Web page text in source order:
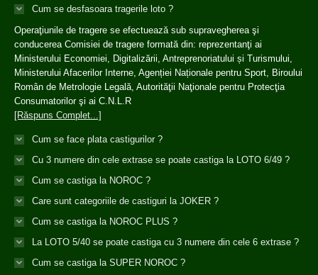
Cum se desfasoara tragerile loto ?
Operaţiunile de tragere se efectuează sub supravegherea şi
conducerea Comisiei de tragere formată din: reprezentanţi ai
Ministerului Economiei, Digitalizării, Antreprenoriatului și Turismului,
Ministerului Afacerilor Interne, Agenției Naționale pentru Sport, Biroului
Român de Metrologie Legală, Autorităţii Naţionale pentru Protecţia
Consumatorilor şi ai C.N.L.R
[Răspuns Complet...]
Cum se face plata castigurilor ?
Cu 3 numere din cele extrase se poate castiga la LOTO 6/49 ?
Cum se castiga la NOROC ?
Care sunt categoriile de castiguri la JOKER ?
Cum se castiga la NOROC PLUS ?
La LOTO 5/40 se poate castiga cu 3 numere din cele 6 extrase ?
Cum se castiga la SUPER NOROC ?